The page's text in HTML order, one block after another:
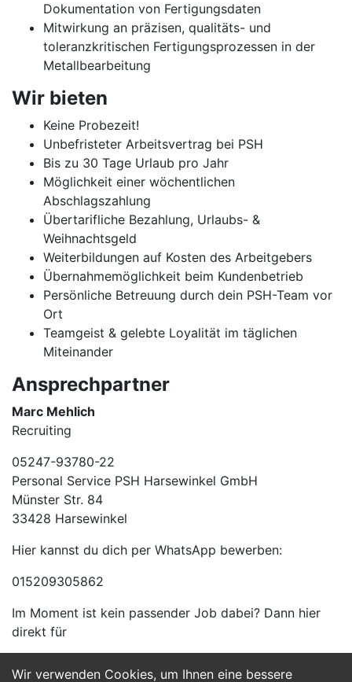
Wir verwenden Cookies, um Ihnen eine bessere
Dokumentation von Fertigungsdaten
Mitwirkung an präzisen, qualitäts- und
toleranzkritischen Fertigungsprozessen in der
Metallbearbeitung
Wir bieten
Keine Probezeit!
Unbefristeter Arbeitsvertrag bei PSH
Bis zu 30 Tage Urlaub pro Jahr
Möglichkeit einer wöchentlichen
Abschlagszahlung
Übertarifliche Bezahlung, Urlaubs- &
Weihnachtsgeld
Weiterbildungen auf Kosten des Arbeitgebers
Übernahmemöglichkeit beim Kundenbetrieb
Persönliche Betreuung durch dein PSH-Team vor
Ort
Teamgeist & gelebte Loyalität im täglichen
Miteinander
Ansprechpartner
Marc Mehlich
Recruiting
05247-93780-22
Personal Service PSH Harsewinkel GmbH
Münster Str. 84
33428 Harsewinkel
Hier kannst du dich per WhatsApp bewerben:
015209305862
Im Moment ist kein passender Job dabei? Dann hier
direkt für